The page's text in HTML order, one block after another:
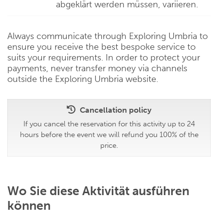
abgeklärt werden müssen, variieren.
Always communicate through Exploring Umbria to
ensure you receive the best bespoke service to
suits your requirements. In order to protect your
payments, never transfer money via channels
outside the Exploring Umbria website.
Cancellation policy
If you cancel the reservation for this activity up to 24
hours before the event we will refund you 100% of the
price.
Wo Sie diese Aktivität ausführen
können